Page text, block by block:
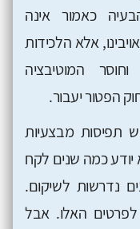
כאמור אינה
אלא הלכידות
המוטיבציה
הפטור יעבור.
תפיסות מבצעיות
כמה שנים לקח
נדרשות לשיקום.
האלו. אבל